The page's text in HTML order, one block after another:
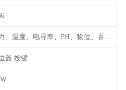
压力、温度、电导率、PH、物位、百分比率
器 按键